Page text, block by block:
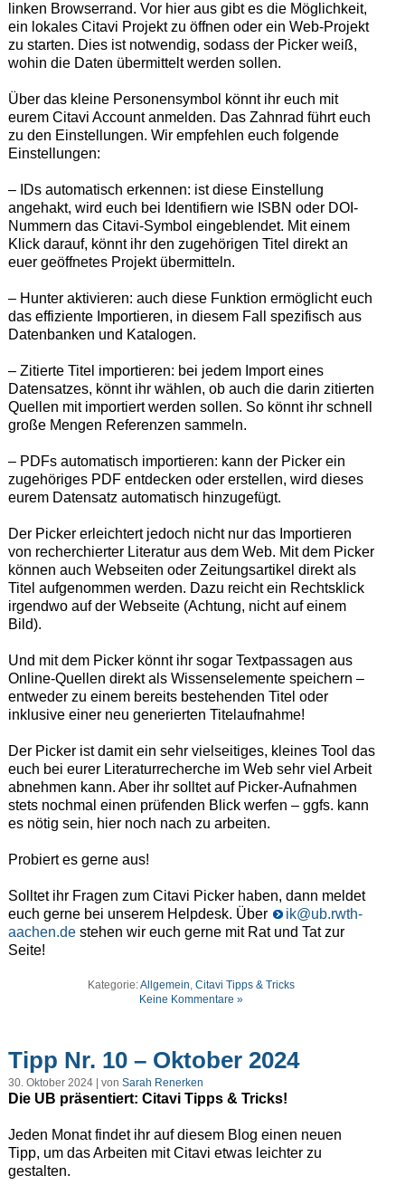
linken Browserrand. Vor hier aus gibt es die Möglichkeit,
ein lokales Citavi Projekt zu öffnen oder ein Web-Projekt
zu starten. Dies ist notwendig, sodass der Picker weiß,
wohin die Daten übermittelt werden sollen.
Über das kleine Personensymbol könnt ihr euch mit
eurem Citavi Account anmelden. Das Zahnrad führt euch
zu den Einstellungen. Wir empfehlen euch folgende
Einstellungen:
– IDs automatisch erkennen: ist diese Einstellung
angehakt, wird euch bei Identifiern wie ISBN oder DOI-
Nummern das Citavi-Symbol eingeblendet. Mit einem
Klick darauf, könnt ihr den zugehörigen Titel direkt an
euer geöffnetes Projekt übermitteln.
– Hunter aktivieren: auch diese Funktion ermöglicht euch
das effiziente Importieren, in diesem Fall spezifisch aus
Datenbanken und Katalogen.
– Zitierte Titel importieren: bei jedem Import eines
Datensatzes, könnt ihr wählen, ob auch die darin zitierten
Quellen mit importiert werden sollen. So könnt ihr schnell
große Mengen Referenzen sammeln.
– PDFs automatisch importieren: kann der Picker ein
zugehöriges PDF entdecken oder erstellen, wird dieses
eurem Datensatz automatisch hinzugefügt.
Der Picker erleichtert jedoch nicht nur das Importieren
von recherchierter Literatur aus dem Web. Mit dem Picker
können auch Webseiten oder Zeitungsartikel direkt als
Titel aufgenommen werden. Dazu reicht ein Rechtsklick
irgendwo auf der Webseite (Achtung, nicht auf einem
Bild).
Und mit dem Picker könnt ihr sogar Textpassagen aus
Online-Quellen direkt als Wissenselemente speichern –
entweder zu einem bereits bestehenden Titel oder
inklusive einer neu generierten Titelaufnahme!
Der Picker ist damit ein sehr vielseitiges, kleines Tool das
euch bei eurer Literaturrecherche im Web sehr viel Arbeit
abnehmen kann. Aber ihr solltet auf Picker-Aufnahmen
stets nochmal einen prüfenden Blick werfen – ggfs. kann
es nötig sein, hier noch nach zu arbeiten.
Probiert es gerne aus!
Solltet ihr Fragen zum Citavi Picker haben, dann meldet
euch gerne bei unserem Helpdesk. Über
ik@ub.rwth-
aachen.destehen wir euch gerne mit Rat und Tat zur
Seite!
Kategorie:Allgemein,Citavi Tipps & Tricks
Keine Kommentare »
Tipp Nr. 10 – Oktober 2024
30. Oktober 2024 | von Sarah Renerken
Die UB präsentiert: Citavi Tipps & Tricks!
Jeden Monat findet ihr auf diesem Blog einen neuen
Tipp, um das Arbeiten mit Citavi etwas leichter zu
gestalten.